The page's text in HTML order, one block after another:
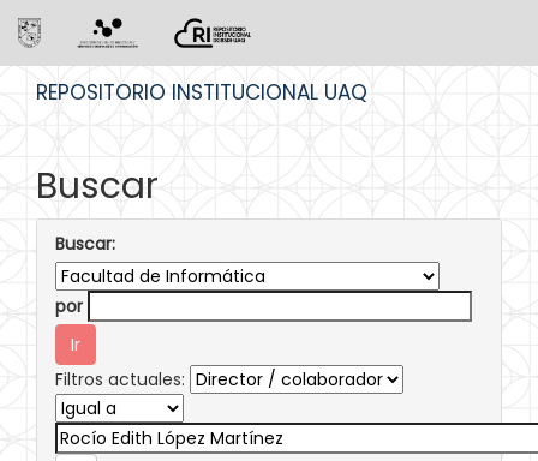
REPOSITORIO INSTITUCIONAL UAQ
Buscar
Buscar:
por
Filtros actuales: